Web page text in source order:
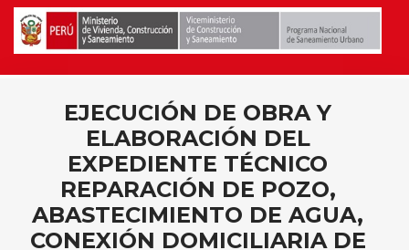
EJECUCIÓN DE OBRA Y
ELABORACIÓN DEL
EXPEDIENTE TÉCNICO
REPARACIÓN DE POZO,
ABASTECIMIENTO DE AGUA,
CONEXIÓN DOMICILIARIA DE